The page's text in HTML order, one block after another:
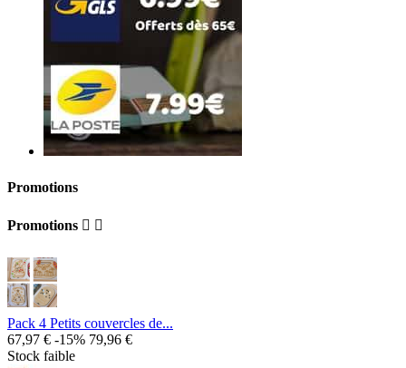
Promotions
Promotions  
Pack 4 Petits couvercles de...
67,97 € -15% 79,96 €
Stock faible